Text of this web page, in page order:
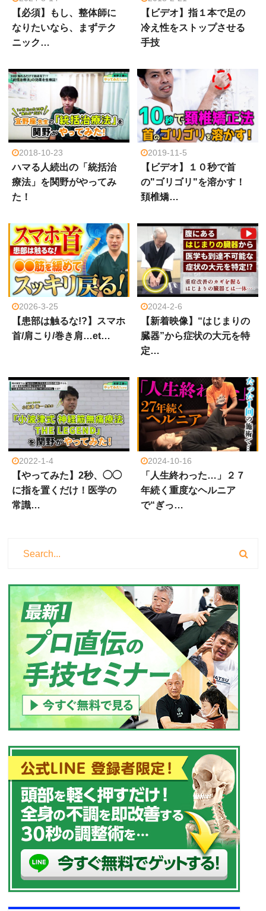
【必須】もし、整体師に
なりたいなら、まずテク
ニック…
【ビデオ】指１本で足の
冷え性をストップさせる
手技
2018-10-23
ハマる人続出の「統括治
療法」を関野がやってみ
た！
2019-11-5
【ビデオ】１０秒で首
の"ゴリゴリ"を溶かす！
頚椎矯…
2026-3-25
【患部は触るな!?】スマホ
首/肩こり/巻き肩…et…
2024-2-6
【新着映像】“はじまりの
臓器”から症状の大元を特
定…
2022-1-4
【やってみた】2秒、◯◯
に指を置くだけ！医学の
常識…
2024-10-16
「人生終わった…」２７
年続く重度なヘルニア
で“ぎっ…